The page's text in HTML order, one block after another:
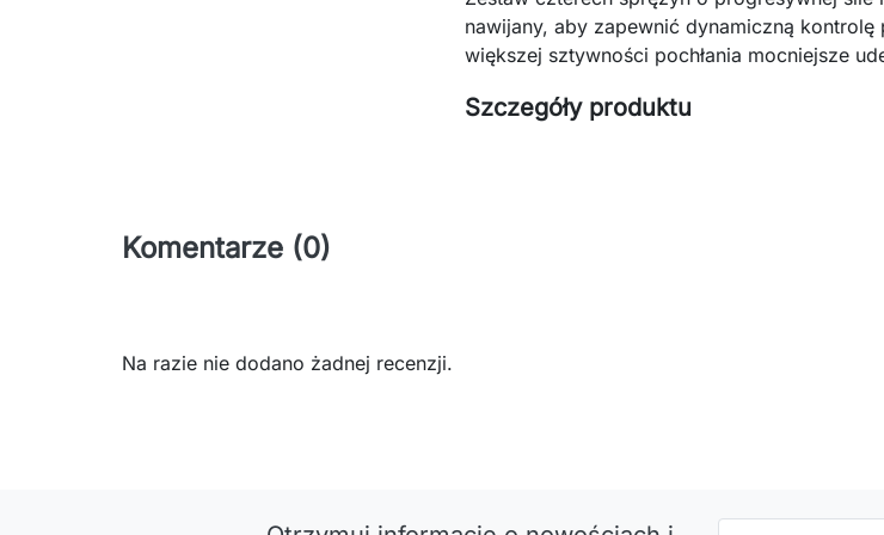
nawijany, aby zapewnić dynamiczną
większej sztywności pochłania mocniejsze
Szczegóły produktu
Komentarze (0)
Na razie nie dodano żadnej recenzji.